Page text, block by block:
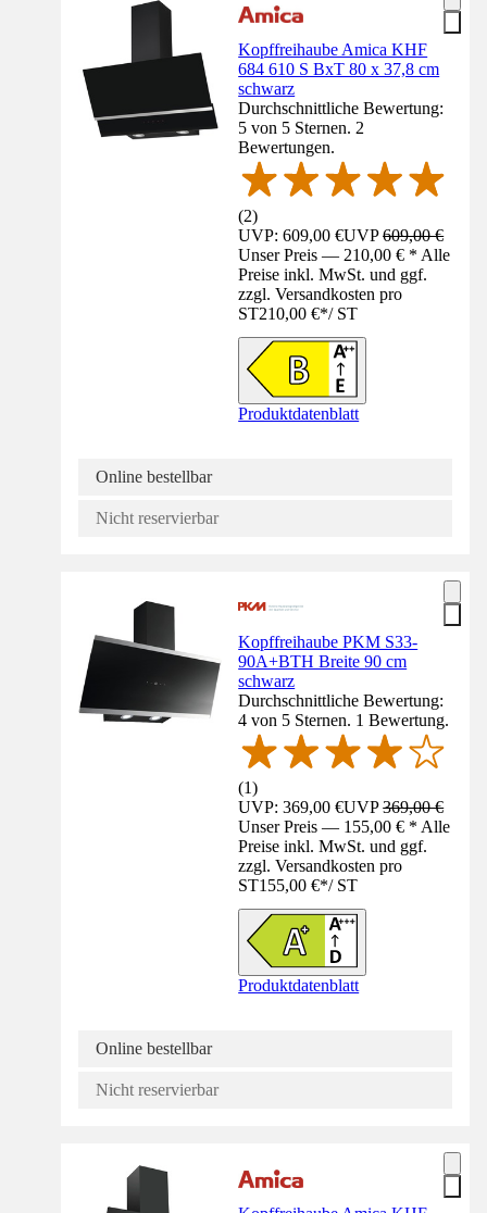
Kopffreihaube Amica KHF
684 610 S BxT 80 x 37,8 cm
schwarz
Durchschnittliche Bewertung:
5 von 5 Sternen. 2
Bewertungen.
(2)
UVP: 609,00 €UVP609,00 €
Unser Preis — 210,00 € * Alle
Preise inkl. MwSt. und ggf.
zzgl. Versandkosten pro
ST210,00 €*/ ST
Produktdatenblatt
Online bestellbar
Nicht reservierbar
Kopffreihaube PKM S33-
90A+BTH Breite 90 cm
schwarz
Durchschnittliche Bewertung:
4 von 5 Sternen. 1 Bewertung.
(1)
UVP: 369,00 €UVP369,00 €
Unser Preis — 155,00 € * Alle
Preise inkl. MwSt. und ggf.
zzgl. Versandkosten pro
ST155,00 €*/ ST
Produktdatenblatt
Online bestellbar
Nicht reservierbar